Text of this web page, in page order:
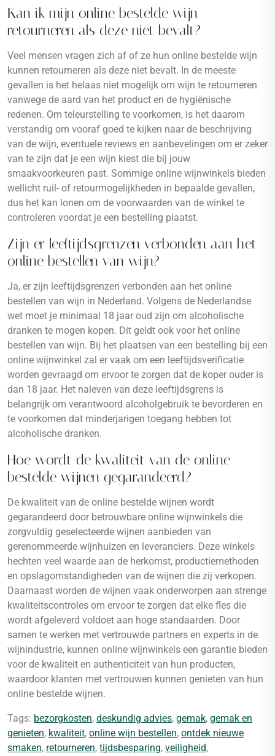
Kan ik mijn online bestelde wijn
retourneren als deze niet bevalt?
Veel mensen vragen zich af of ze hun online bestelde wijn
kunnen retourneren als deze niet bevalt. In de meeste
gevallen is het helaas niet mogelijk om wijn te retourneren
vanwege de aard van het product en de hygiënische
redenen. Om teleurstelling te voorkomen, is het daarom
verstandig om vooraf goed te kijken naar de beschrijving
van de wijn, eventuele reviews en aanbevelingen om er zeker
van te zijn dat je een wijn kiest die bij jouw
smaakvoorkeuren past. Sommige online wijnwinkels bieden
wellicht ruil- of retourmogelijkheden in bepaalde gevallen,
dus het kan lonen om de voorwaarden van de winkel te
controleren voordat je een bestelling plaatst.
Zijn er leeftijdsgrenzen verbonden aan het
online bestellen van wijn?
Ja, er zijn leeftijdsgrenzen verbonden aan het online
bestellen van wijn in Nederland. Volgens de Nederlandse
wet moet je minimaal 18 jaar oud zijn om alcoholische
dranken te mogen kopen. Dit geldt ook voor het online
bestellen van wijn. Bij het plaatsen van een bestelling bij een
online wijnwinkel zal er vaak om een leeftijdsverificatie
worden gevraagd om ervoor te zorgen dat de koper ouder is
dan 18 jaar. Het naleven van deze leeftijdsgrens is
belangrijk om verantwoord alcoholgebruik te bevorderen en
te voorkomen dat minderjarigen toegang hebben tot
alcoholische dranken.
Hoe wordt de kwaliteit van de online
bestelde wijnen gegarandeerd?
De kwaliteit van de online bestelde wijnen wordt
gegarandeerd door betrouwbare online wijnwinkels die
zorgvuldig geselecteerde wijnen aanbieden van
gerenommeerde wijnhuizen en leveranciers. Deze winkels
hechten veel waarde aan de herkomst, productiemethoden
en opslagomstandigheden van de wijnen die zij verkopen.
Daarnaast worden de wijnen vaak onderworpen aan strenge
kwaliteitscontroles om ervoor te zorgen dat elke fles die
wordt afgeleverd voldoet aan hoge standaarden. Door
samen te werken met vertrouwde partners en experts in de
wijnindustrie, kunnen online wijnwinkels een garantie bieden
voor de kwaliteit en authenticiteit van hun producten,
waardoor klanten met vertrouwen kunnen genieten van hun
online bestelde wijnen.
Tags: bezorgkosten, deskundig advies, gemak, gemak en
genieten, kwaliteit, online wijn bestellen, ontdek nieuwe
smaken, retourneren, tijdsbesparing, veiligheid,